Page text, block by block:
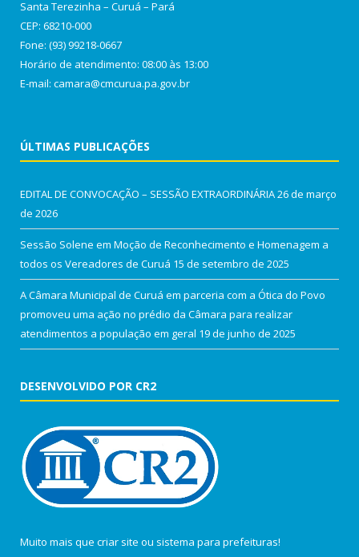
Santa Terezinha – Curuá – Pará
CEP: 68210-000
Fone: (93) 99218-0667
Horário de atendimento: 08:00 às 13:00
E-mail: camara@cmcurua.pa.gov.br
ÚLTIMAS PUBLICAÇÕES
EDITAL DE CONVOCAÇÃO – SESSÃO EXTRAORDINÁRIA26 de março
de 2026
Sessão Solene em Moção de Reconhecimento e Homenagem a
todos os Vereadores de Curuá 15 de setembro de 2025
A Câmara Municipal de Curuá em parceria com a Ótica do Povo
promoveu uma ação no prédio da Câmara para realizar
atendimentos a população em geral 19 de junho de 2025
DESENVOLVIDO POR CR2
Muito mais que criar site ou sistema para prefeituras!